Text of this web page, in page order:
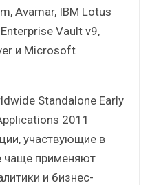
Avamar, IBM Lotus
Vault v9,
и Microsoft
Standalone Early
2011
участвующие в
чаще применяют
и бизнес-